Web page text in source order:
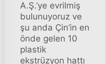
A.Ş.’ye evrilmiş
bulunuyoruz ve
şu anda Çin’in en
önde gelen 10
plastik
ekstrüzyon hattı